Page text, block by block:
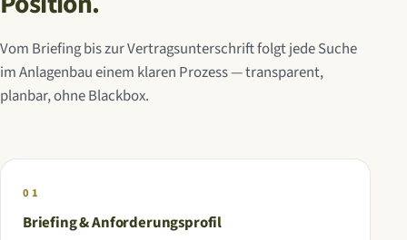
Vom Briefing bis zur Vertragsunterschrift folgt jede Suche
im Anlagenbau einem klaren Prozess — transparent,
planbar, ohne Blackbox.
01
Briefing & Anforderungsprofil